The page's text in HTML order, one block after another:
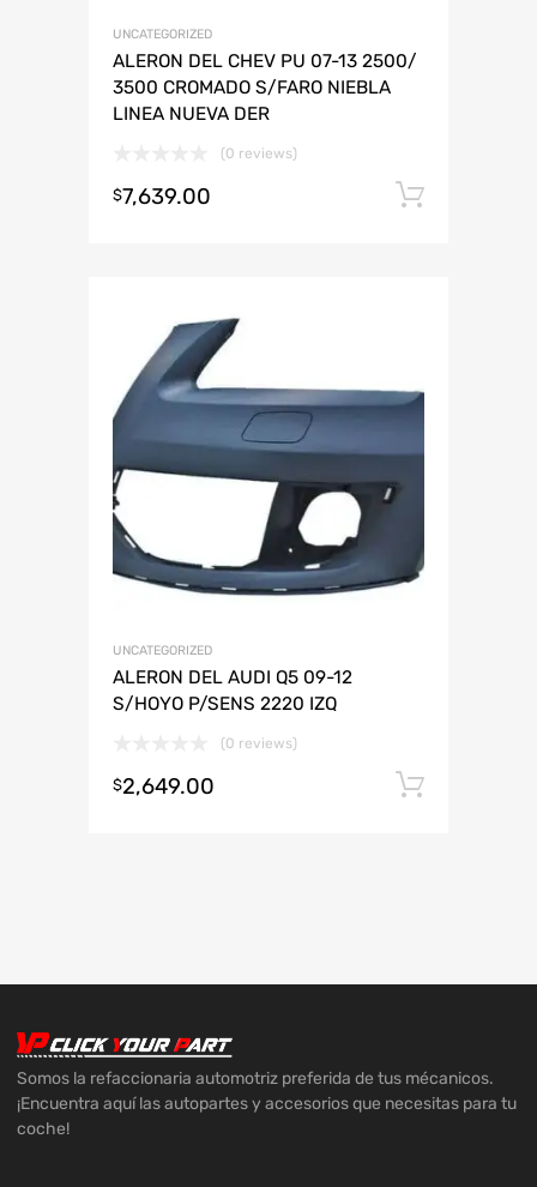
UNCATEGORIZED
ALERON DEL CHEV PU 07-13 2500/
3500 CROMADO S/FARO NIEBLA
LINEA NUEVA DER
(0 reviews)
$7,639.00
UNCATEGORIZED
ALERON DEL AUDI Q5 09-12
S/HOYO P/SENS 2220 IZQ
(0 reviews)
$2,649.00
Somos la refaccionaria automotriz preferida de tus mécanicos.
¡Encuentra aquí las autopartes y accesorios que necesitas para tu
coche!